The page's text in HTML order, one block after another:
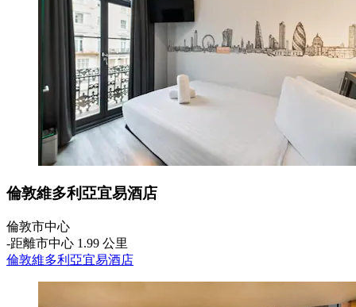
倫敦維多利亞宜易酒店
倫敦市中心
‐距離市中心 1.99 公里
倫敦維多利亞宜易酒店